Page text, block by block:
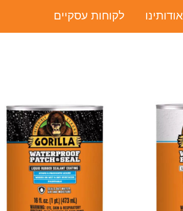
אודותינו לקוחות עסקיים